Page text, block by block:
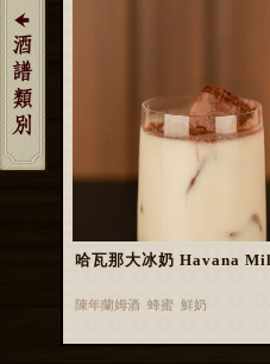
哈瓦那大冰奶 Havana
陳年蘭姆酒 蜂蜜 鮮奶